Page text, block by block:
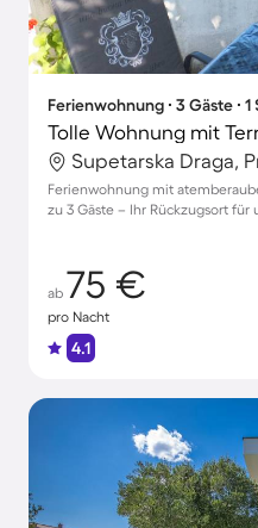
Ferienwohnung ∙ 3 Gäste ∙
Supetarska Draga,
Ferienwohnung mit
zu 3 Gäste – Ihr Rückzugsort
ab 75 €
pro Nacht
4.1